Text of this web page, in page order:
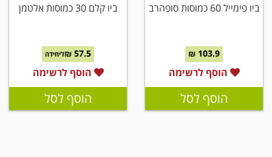
ביו פימייל 60 כמוסות סופהרב
103.9 ₪
הוסף לרשימה
הוסף לסל
ביו קלם 30 כמוסות אלטמן
57.5 ₪ ליחידה
הוסף לרשימה
הוסף לסל